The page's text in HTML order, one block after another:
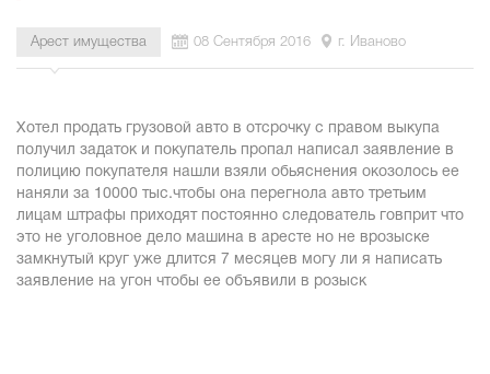
Арест имущества 08 Сентября 2016 г. Иваново
Хотел продать грузовой авто в отсрочку с правом выкупа
получил задаток и покупатель пропал написал заявление в
полицию покупателя нашли взяли обьяснения окозолось ее
наняли за 10000 тыс.чтобы она перегнола авто третьим
лицам штрафы приходят постоянно следователь говприт что
это не уголовное дело машина в аресте но не врозыске
замкнутый круг уже длится 7 месяцев могу ли я написать
заявление на угон чтобы ее объявили в розыск